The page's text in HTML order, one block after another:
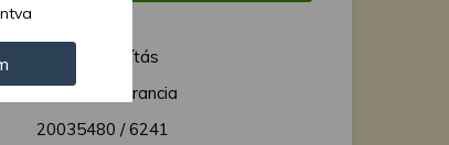
Normál szállítás
12 hónap garancia
20035480 / 6241
és
nem
A
szabályzatunk